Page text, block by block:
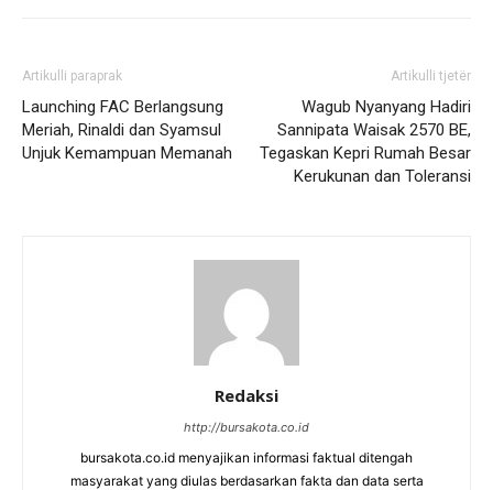
Artikulli paraprak
Launching FAC Berlangsung
Meriah, Rinaldi dan Syamsul
Unjuk Kemampuan Memanah
Artikulli tjetër
Wagub Nyanyang Hadiri
Sannipata Waisak 2570 BE,
Tegaskan Kepri Rumah Besar
Kerukunan dan Toleransi
Redaksi
http://bursakota.co.id
bursakota.co.id menyajikan informasi faktual ditengah
masyarakat yang diulas berdasarkan fakta dan data serta